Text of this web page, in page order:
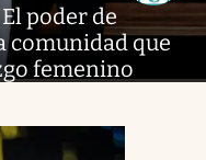
El poder de
comunidad que
femenino